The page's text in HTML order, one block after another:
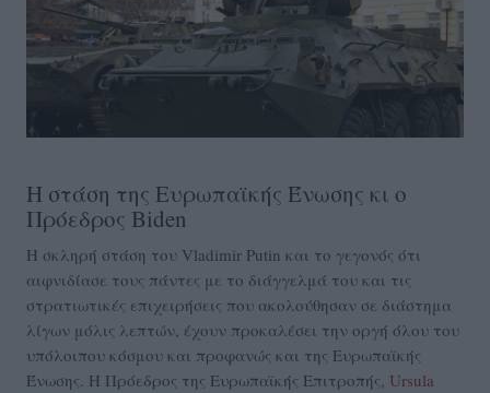
Η στάση της Ευρωπαϊκής Ένωσης κι ο
Πρόεδρος Biden
Η σκληρή στάση του Vladimir Putin και το γεγονός ότι
αιφνιδίασε τους πάντες με το διάγγελμά του και τις
στρατιωτικές επιχειρήσεις που ακολούθησαν σε διάστημα
λίγων μόλις λεπτών, έχουν προκαλέσει την οργή όλου του
υπόλοιπου κόσμου και προφανώς και της Ευρωπαϊκής
Ένωσης. Η Πρόεδρος της Ευρωπαϊκής Επιτροπής, Ursula